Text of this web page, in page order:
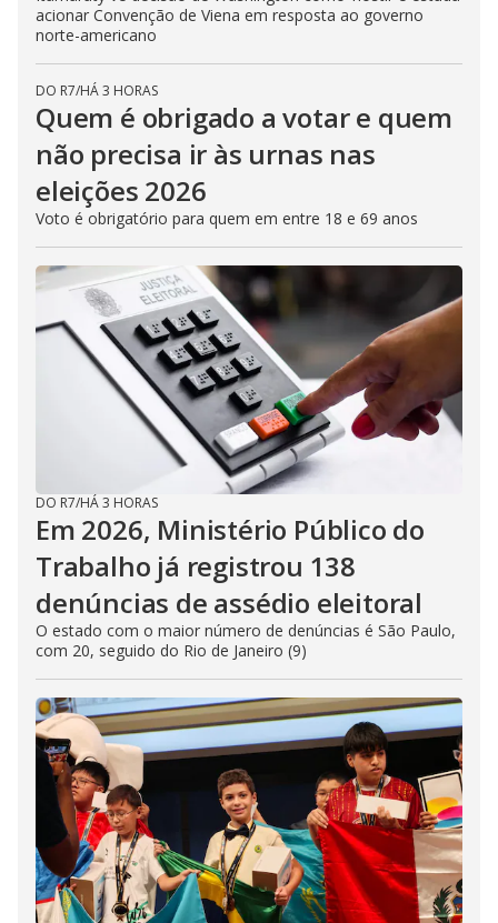
acionar Convenção de Viena em resposta ao governo
norte-americano
DO R7/HÁ 3 HORAS
Quem é obrigado a votar e quem
não precisa ir às urnas nas
eleições 2026
Voto é obrigatório para quem em entre 18 e 69 anos
DO R7/HÁ 3 HORAS
Em 2026, Ministério Público do
Trabalho já registrou 138
denúncias de assédio eleitoral
O estado com o maior número de denúncias é São Paulo,
com 20, seguido do Rio de Janeiro (9)